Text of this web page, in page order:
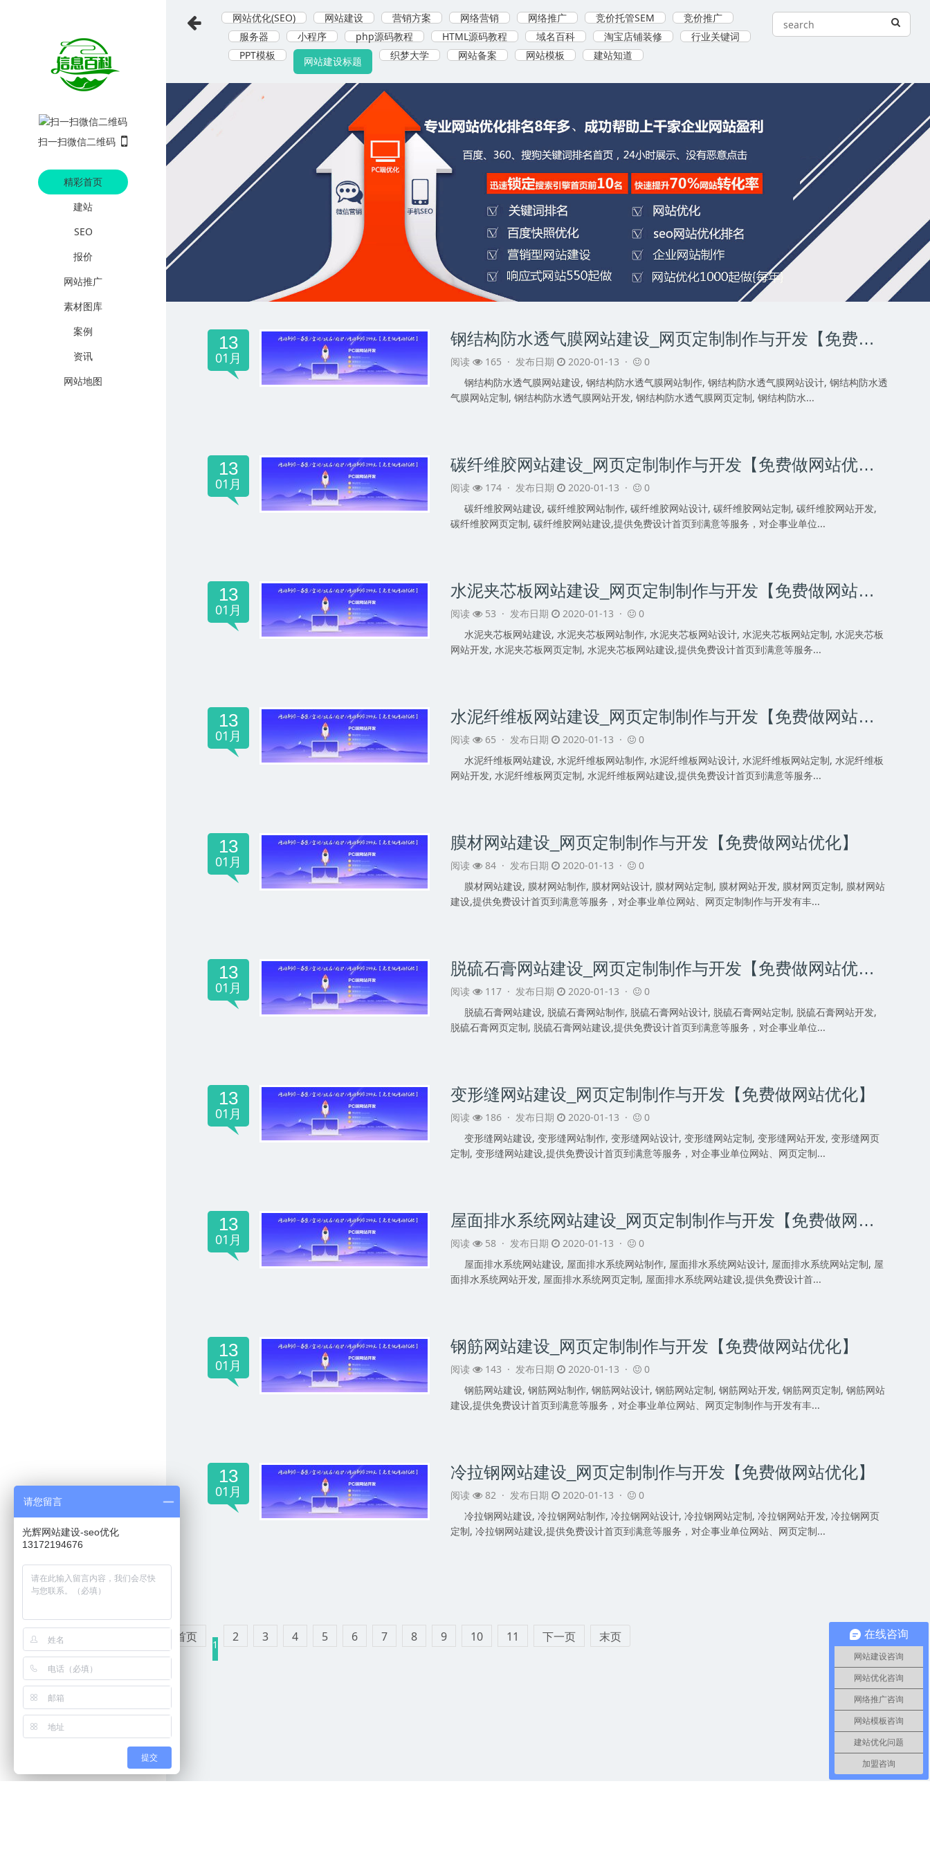
扫一扫微信二维码
精彩首页
建站
SEO
报价
网站推广
素材图库
案例
资讯
网站地图
网站优化(SEO) 网站建设 营销方案 网络营销 网络推广 竞价托管SEM
竞价推广
服务器
小程序 php源码教程 HTML源码教程 域名百科 淘宝店铺装修
行业关键词
PPT模板
网站建设标题 织梦大学 网站备案 网站模板 建站知道
13
01月
钢结构防水透气膜网站建设_网页定制制作与开发【免费做网站优化】
阅读 165 · 发布日期 2020-01-13 ·
0
钢结构防水透气膜网站建设, 钢结构防水透气膜网站制作, 钢结构防水透气膜网站设计, 钢结构防水透
气膜网站定制, 钢结构防水透气膜网站开发, 钢结构防水透气膜网页定制, 钢结构防水...
13
01月
碳纤维胶网站建设_网页定制制作与开发【免费做网站优化】
阅读 174 · 发布日期 2020-01-13 ·
0
碳纤维胶网站建设, 碳纤维胶网站制作, 碳纤维胶网站设计, 碳纤维胶网站定制, 碳纤维胶网站开发,
碳纤维胶网页定制, 碳纤维胶网站建设,提供免费设计首页到满意等服务，对企事业单位...
13
01月
水泥夹芯板网站建设_网页定制制作与开发【免费做网站优化】
阅读 53 · 发布日期 2020-01-13 ·
0
水泥夹芯板网站建设, 水泥夹芯板网站制作, 水泥夹芯板网站设计, 水泥夹芯板网站定制, 水泥夹芯板
网站开发, 水泥夹芯板网页定制, 水泥夹芯板网站建设,提供免费设计首页到满意等服务...
13
01月
水泥纤维板网站建设_网页定制制作与开发【免费做网站优化】
阅读 65 · 发布日期 2020-01-13 ·
0
水泥纤维板网站建设, 水泥纤维板网站制作, 水泥纤维板网站设计, 水泥纤维板网站定制, 水泥纤维板
网站开发, 水泥纤维板网页定制, 水泥纤维板网站建设,提供免费设计首页到满意等服务...
13
01月
膜材网站建设_网页定制制作与开发【免费做网站优化】
阅读 84 · 发布日期 2020-01-13 ·
0
膜材网站建设, 膜材网站制作, 膜材网站设计, 膜材网站定制, 膜材网站开发, 膜材网页定制, 膜材网站
建设,提供免费设计首页到满意等服务，对企事业单位网站、网页定制制作与开发有丰...
13
01月
脱硫石膏网站建设_网页定制制作与开发【免费做网站优化】
阅读 117 · 发布日期 2020-01-13 ·
0
脱硫石膏网站建设, 脱硫石膏网站制作, 脱硫石膏网站设计, 脱硫石膏网站定制, 脱硫石膏网站开发,
脱硫石膏网页定制, 脱硫石膏网站建设,提供免费设计首页到满意等服务，对企事业单位...
13
01月
变形缝网站建设_网页定制制作与开发【免费做网站优化】
阅读 186 · 发布日期 2020-01-13 ·
0
变形缝网站建设, 变形缝网站制作, 变形缝网站设计, 变形缝网站定制, 变形缝网站开发, 变形缝网页
定制, 变形缝网站建设,提供免费设计首页到满意等服务，对企事业单位网站、网页定制...
13
01月
屋面排水系统网站建设_网页定制制作与开发【免费做网站优化】
阅读 58 · 发布日期 2020-01-13 ·
0
屋面排水系统网站建设, 屋面排水系统网站制作, 屋面排水系统网站设计, 屋面排水系统网站定制, 屋
面排水系统网站开发, 屋面排水系统网页定制, 屋面排水系统网站建设,提供免费设计首...
13
01月
钢筋网站建设_网页定制制作与开发【免费做网站优化】
阅读 143 · 发布日期 2020-01-13 ·
0
钢筋网站建设, 钢筋网站制作, 钢筋网站设计, 钢筋网站定制, 钢筋网站开发, 钢筋网页定制, 钢筋网站
建设,提供免费设计首页到满意等服务，对企事业单位网站、网页定制制作与开发有丰...
13
01月
冷拉钢网站建设_网页定制制作与开发【免费做网站优化】
阅读 82 · 发布日期 2020-01-13 ·
0
冷拉钢网站建设, 冷拉钢网站制作, 冷拉钢网站设计, 冷拉钢网站定制, 冷拉钢网站开发, 冷拉钢网页
定制, 冷拉钢网站建设,提供免费设计首页到满意等服务，对企事业单位网站、网页定制...
首页
1
2 3 4 5 6 7 8 9 10 11 下一页 末页 在线咨询
网站建设咨询
网站优化咨询
网络推广咨询
网站模板咨询
建站优化问题
加盟咨询
请您留言
光辉网站建设-seo优化
13172194676
提交